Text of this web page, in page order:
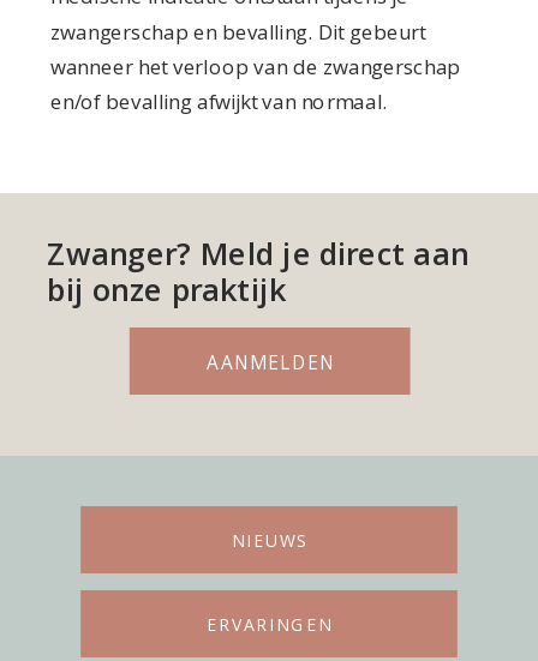
zwangerschap en bevalling. Dit gebeurt
wanneer het verloop van de zwangerschap
en/of bevalling afwijkt van normaal.
Zwanger? Meld je direct aan
bij onze praktijk
AANMELDEN
NIEUWS
ERVARINGEN